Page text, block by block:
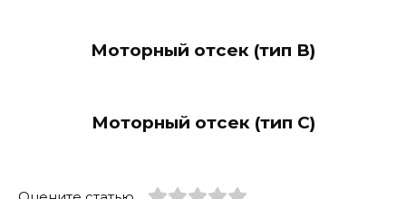
Моторный отсек (тип B)
Моторный отсек (тип С)